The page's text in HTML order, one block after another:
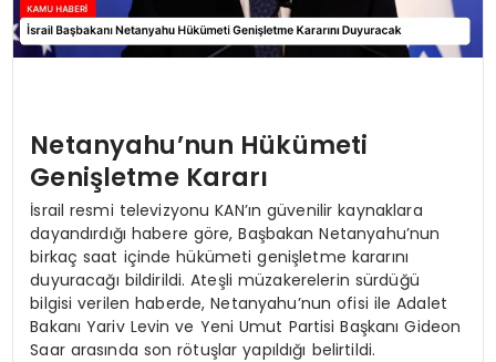
Netanyahu’nun Hükümeti
Genişletme Kararı
İsrail resmi televizyonu KAN’ın güvenilir kaynaklara
dayandırdığı habere göre, Başbakan Netanyahu’nun
birkaç saat içinde hükümeti genişletme kararını
duyuracağı bildirildi. Ateşli müzakerelerin sürdüğü
bilgisi verilen haberde, Netanyahu’nun ofisi ile Adalet
Bakanı Yariv Levin ve Yeni Umut Partisi Başkanı Gideon
Saar arasında son rötuşlar yapıldığı belirtildi.